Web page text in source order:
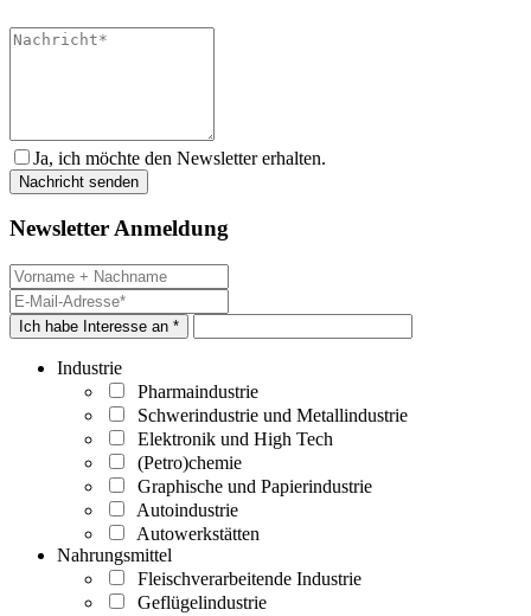
Ja, ich möchte den Newsletter erhalten.
Newsletter Anmeldung
Ich habe Interesse an *
Industrie
Pharmaindustrie
Schwerindustrie und Metallindustrie
Elektronik und High Tech
(Petro)chemie
Graphische und Papierindustrie
Autoindustrie
Autowerkstätten
Nahrungsmittel
Fleischverarbeitende Industrie
Geflügelindustrie